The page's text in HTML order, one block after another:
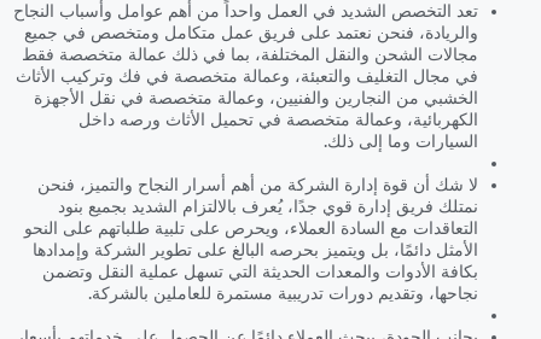
تعد التخصص الشديد في العمل واحداً من أهم عوامل وأسباب النجاح
والريادة، فنحن نعتمد على فريق عمل متكامل ومتخصص في جميع
مجالات الشحن والنقل المختلفة، بما في ذلك عمالة متخصصة فقط
في مجال التغليف والتعبئة، وعمالة متخصصة في فك وتركيب الأثاث
الخشبي من النجارين والفنيين، وعمالة متخصصة في نقل الأجهزة
الكهربائية، وعمالة متخصصة في تحميل الأثاث ورصه داخل
السيارات وما إلى ذلك.
لا شك أن قوة إدارة الشركة من أهم أسرار النجاح والتميز، فنحن
نمتلك فريق إدارة قوي جدًا، يُعرف بالالتزام الشديد بجميع بنود
التعاقدات مع السادة العملاء، ويحرص على تلبية طلباتهم على النحو
الأمثل دائمًا، بل ويتميز بحرصه البالغ على تطوير الشركة وإمدادها
بكافة الأدوات والمعدات الحديثة التي تسهل عملية النقل وتضمن
نجاحها، وتقديم دورات تدريبية مستمرة للعاملين بالشركة.